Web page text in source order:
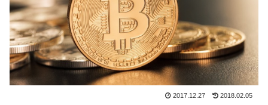
2017.12.27 2018.02.05